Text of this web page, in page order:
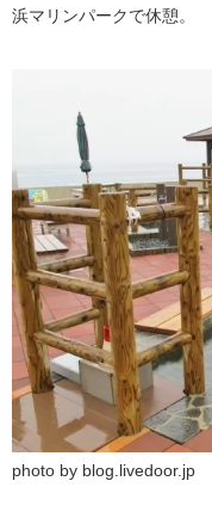
浜マリンパークで休憩。
photo by blog.livedoor.jp